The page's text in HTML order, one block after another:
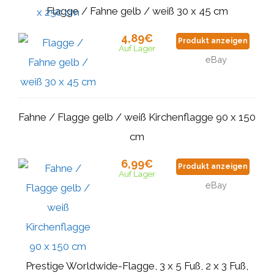
Flagge / Fahne gelb / weiß 30 x 45 cm
4,89€
Auf Lager
Produkt anzeigen
eBay
Fahne / Flagge gelb / weiß Kirchenflagge 90 x 150
cm
6,99€
Auf Lager
Produkt anzeigen
eBay
Prestige Worldwide-Flagge, 3 x 5 Fuß, 2 x 3 Fuß,